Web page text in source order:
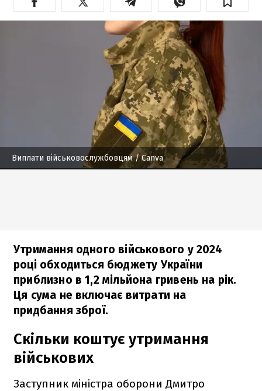
Виплати військовослужбовцям/ Canva
Утримання одного військового у 2024
році обходиться бюджету України
приблизно в 1,2 мільйона гривень на рік.
Ця сума не включає витрати на
придбання зброї.
Скільки коштує утримання
військових
Заступник міністра оборони Дмитро